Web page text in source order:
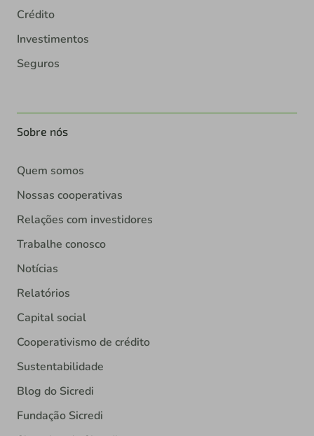
Crédito
Investimentos
Seguros
Sobre nós
Quem somos
Nossas cooperativas
Relações com investidores
Trabalhe conosco
Notícias
Relatórios
Capital social
Cooperativismo de crédito
Sustentabilidade
Blog do Sicredi
Fundação Sicredi